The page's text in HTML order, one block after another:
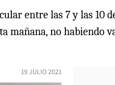
entre las 7 y las 10
mañana, no habiendo
19 JULIO 2021